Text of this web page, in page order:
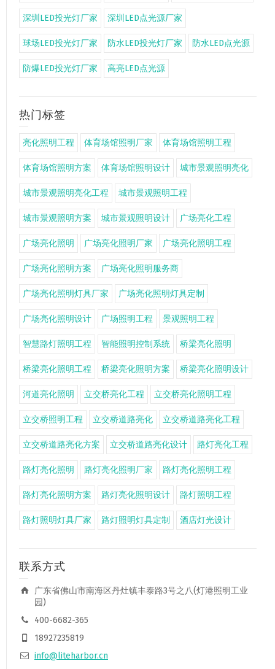
深圳LED投光灯厂家 深圳LED点光源厂家
球场LED投光灯厂家 防水LED投光灯厂家 防水LED点光源
防爆LED投光灯厂家 高亮LED点光源
热门标签
亮化照明工程 体育场馆照明厂家 体育场馆照明工程
体育场馆照明方案 体育场馆照明设计 城市景观照明亮化
城市景观照明亮化工程 城市景观照明工程
城市景观照明方案 城市景观照明设计 广场亮化工程
广场亮化照明 广场亮化照明厂家 广场亮化照明工程
广场亮化照明方案 广场亮化照明服务商
广场亮化照明灯具厂家 广场亮化照明灯具定制
广场亮化照明设计 广场照明工程 景观照明工程
智慧路灯照明工程 智能照明控制系统 桥梁亮化照明
桥梁亮化照明工程 桥梁亮化照明方案 桥梁亮化照明设计
河道亮化照明 立交桥亮化工程 立交桥亮化照明工程
立交桥照明工程 立交桥道路亮化 立交桥道路亮化工程
立交桥道路亮化方案 立交桥道路亮化设计 路灯亮化工程
路灯亮化照明 路灯亮化照明厂家 路灯亮化照明工程
路灯亮化照明方案 路灯亮化照明设计 路灯照明工程
路灯照明灯具厂家 路灯照明灯具定制 酒店灯光设计
联系方式
广东省佛山市南海区丹灶镇丰泰路3号之八(灯港照明工业
园)
400-6682-365
18927235819
info@liteharbor.cn